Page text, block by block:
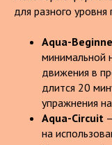
для разного уровня
Aqua-
минимальной
движения в
длится 20
упражнения
Aqua-Circuit
на